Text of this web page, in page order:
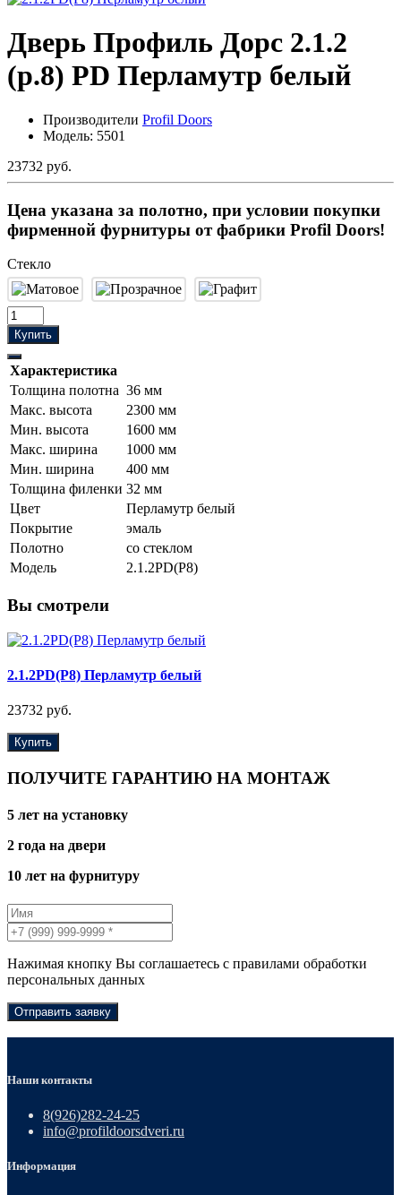
Дверь Профиль Дорс 2.1.2
(р.8) PD Перламутр белый
Производители Profil Doors
Модель: 5501
23732 руб.
Цена указана за полотно, при условии покупки
фирменной фурнитуры от фабрики Profil Doors!
Стекло
Купить
Характеристика
Толщина полотна 36 мм
Макс. высота
2300 мм
Мин. высота
1600 мм
Макс. ширина
1000 мм
Мин. ширина
400 мм
Толщина филенки 32 мм
Цвет
Перламутр белый
Покрытие
эмаль
Полотно
со стеклом
Модель
2.1.2PD(Р8)
Вы смотрели
2.1.2PD(Р8) Перламутр белый
23732 руб.
Купить
ПОЛУЧИТЕ ГАРАНТИЮ НА МОНТАЖ
5 лет на установку
2 года на двери
10 лет на фурнитуру
Нажимая кнопку Вы соглашаетесь с правилами обработки
персональных данных
Отправить заявку
Наши контакты
8(926)282-24-25
info@profildoorsdveri.ru
Информация